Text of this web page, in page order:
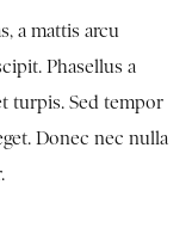
a mattis arcu
Phasellus a
turpis. Sed tempor
Donec nec nulla